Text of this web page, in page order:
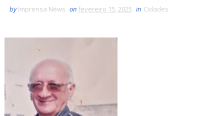
by Imprensa News on fevereiro 15, 2025 in Cidades